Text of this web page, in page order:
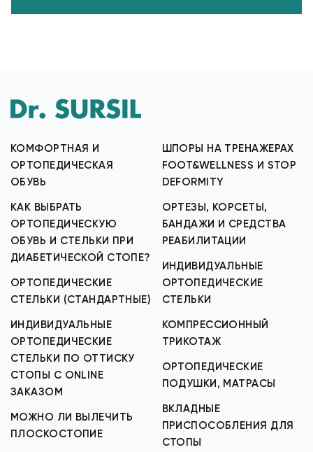
КОМФОРТНАЯ И
ОРТОПЕДИЧЕСКАЯ
ОБУВЬ
КАК ВЫБРАТЬ
ОРТОПЕДИЧЕСКУЮ
ОБУВЬ И СТЕЛЬКИ ПРИ
ДИАБЕТИЧЕСКОЙ СТОПЕ?
ОРТОПЕДИЧЕСКИЕ
СТЕЛЬКИ (СТАНДАРТНЫЕ)
ИНДИВИДУАЛЬНЫЕ
ОРТОПЕДИЧЕСКИЕ
СТЕЛЬКИ ПО ОТТИСКУ
СТОПЫ С ONLINE
ЗАКАЗОМ
МОЖНО ЛИ ВЫЛЕЧИТЬ
ПЛОСКОСТОПИЕ
ШПОРЫ НА ТРЕНАЖЕРАХ
FOOT&WELLNESS И STOP
DEFORMITY
ОРТЕЗЫ, КОРСЕТЫ,
БАНДАЖИ И СРЕДСТВА
РЕАБИЛИТАЦИИ
ИНДИВИДУАЛЬНЫЕ
ОРТОПЕДИЧЕСКИЕ
СТЕЛЬКИ
КОМПРЕССИОННЫЙ
ТРИКОТАЖ
ОРТОПЕДИЧЕСКИЕ
ПОДУШКИ, МАТРАСЫ
ВКЛАДНЫЕ
ПРИСПОСОБЛЕНИЯ ДЛЯ
СТОПЫ